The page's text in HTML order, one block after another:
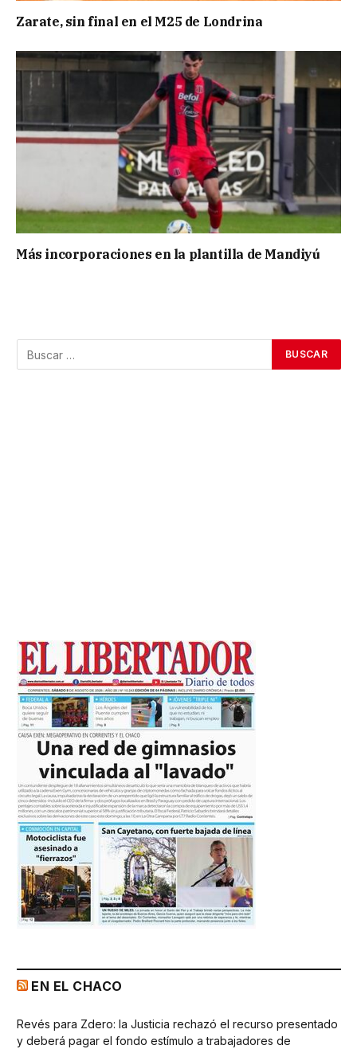
Zarate, sin final en el M25 de Londrina
Más incorporaciones en la plantilla de Mandiyú
EN EL CHACO
Revés para Zdero: la Justicia rechazó el recurso presentado
y deberá pagar el fondo estímulo a trabajadores de